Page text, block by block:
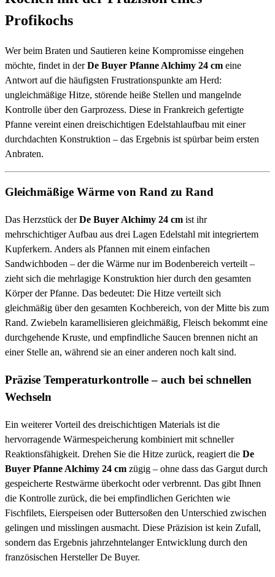
Profikochs
Wer beim Braten und Sautieren keine Kompromisse eingehen
möchte, findet in derDe Buyer Pfanne Alchimy 24 cm eine
Antwort auf die häufigsten Frustrationspunkte am Herd:
ungleichmäßige Hitze, störende heiße Stellen und mangelnde
Kontrolle über den Garprozess. Diese in Frankreich gefertigte
Pfanne vereint einen dreischichtigen Edelstahlaufbau mit einer
durchdachten Konstruktion – das Ergebnis ist spürbar beim ersten
Anbraten.
Gleichmäßige Wärme von Rand zu Rand
Das Herzstück derDe Buyer Alchimy 24 cm ist ihr
mehrschichtiger Aufbau aus drei Lagen Edelstahl mit integriertem
Kupferkern. Anders als Pfannen mit einem einfachen
Sandwichboden – der die Wärme nur im Bodenbereich verteilt –
zieht sich die mehrlagige Konstruktion hier durch den gesamten
Körper der Pfanne. Das bedeutet: Die Hitze verteilt sich
gleichmäßig über den gesamten Kochbereich, von der Mitte bis zum
Rand. Zwiebeln karamellisieren gleichmäßig, Fleisch bekommt eine
durchgehende Kruste, und empfindliche Saucen brennen nicht an
einer Stelle an, während sie an einer anderen noch kalt sind.
Präzise Temperaturkontrolle – auch bei schnellen
Wechseln
Ein weiterer Vorteil des dreischichtigen Materials ist die
hervorragende Wärmespeicherung kombiniert mit schneller
Reaktionsfähigkeit. Drehen Sie die Hitze zurück, reagiert die De
Buyer Pfanne Alchimy 24 cm zügig – ohne dass das Gargut durch
gespeicherte Restwärme überkocht oder verbrennt. Das gibt Ihnen
die Kontrolle zurück, die bei empfindlichen Gerichten wie
Fischfilets, Eierspeisen oder Buttersoßen den Unterschied zwischen
gelingen und misslingen ausmacht. Diese Präzision ist kein Zufall,
sondern das Ergebnis jahrzehntelanger Entwicklung durch den
französischen Hersteller De Buyer.